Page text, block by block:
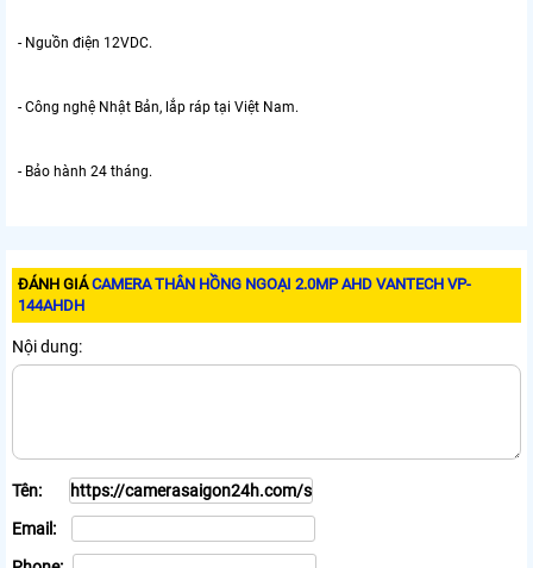
- Nguồn điện 12VDC.
- Công nghệ Nhật Bản, lắp ráp tại Việt Nam.
- Bảo hành 24 tháng.
ĐÁNH GIÁCAMERA THÂN HỒNG NGOẠI 2.0MP AHD VANTECH VP-
144AHDH
Nội dung:
Tên:
Email: